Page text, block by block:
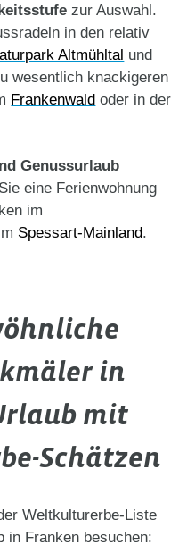
zur Auswahl.
in den relativ
Altmühltal und
wesentlich knackigeren
Frankenwald oder in der
Genussurlaub
eine Ferienwohnung
im
Spessart-Mainland.
in
mit
Schätzen
Weltkulturerbe-Liste
in Franken besuchen: